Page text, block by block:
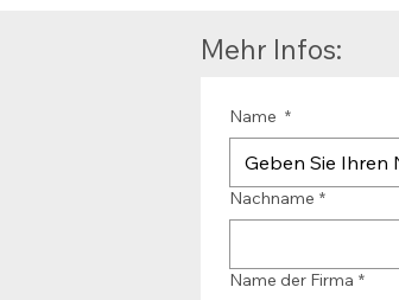
Mehr Infos:
Name *
Nachname *
Name der Firma *